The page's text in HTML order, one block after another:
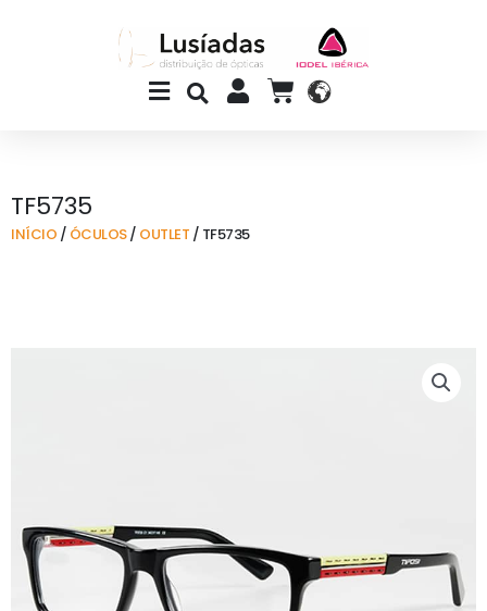
Main
Menu
CART
TF5735
INÍCIO / ÓCULOS/ OUTLET / TF5735